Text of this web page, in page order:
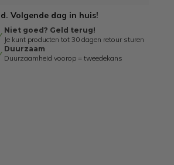
Volgende dag in huis!
Niet goed? Geld terug!
Je kunt producten tot 30 dagen retour sturen
Duurzaam
Duurzaamheid voorop = tweedekans